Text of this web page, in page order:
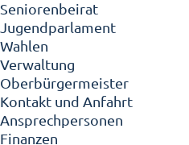
Seniorenbeirat
Jugendparlament
Wahlen
Verwaltung
Oberbürgermeister
Kontakt und Anfahrt
Ansprechpersonen
Finanzen